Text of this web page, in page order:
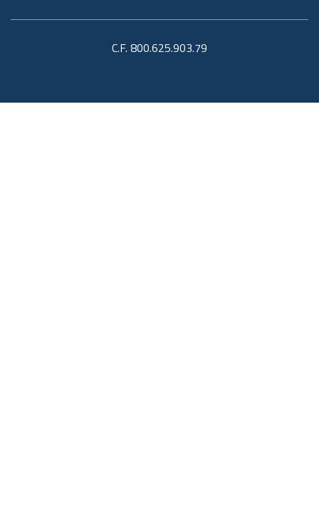
C.F. 800.625.903.79